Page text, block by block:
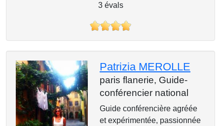
3 évals
Patrizia MEROLLE
paris flanerie, Guide-
conférencier national
Guide conférencière agréée
et expérimentée, passionnée